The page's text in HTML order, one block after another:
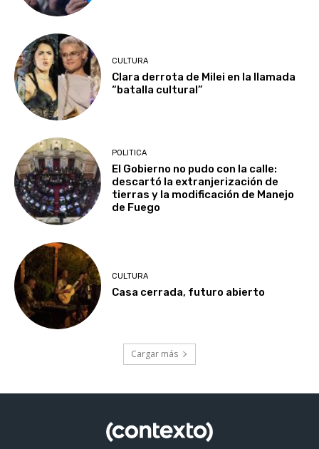
CULTURA
Clara derrota de Milei en la llamada
“batalla cultural”
POLITICA
El Gobierno no pudo con la calle:
descartó la extranjerización de
tierras y la modificación de Manejo
de Fuego
CULTURA
Casa cerrada, futuro abierto
Cargar más